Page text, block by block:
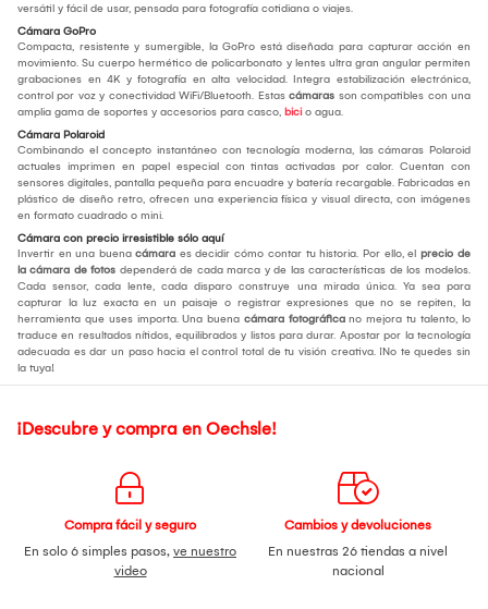
versátil y fácil de usar, pensada para fotografía cotidiana o viajes.
Cámara GoPro
Compacta, resistente y sumergible, la GoPro está diseñada para capturar acción en
movimiento. Su cuerpo hermético de policarbonato y lentes ultra gran angular permiten
grabaciones en 4K y fotografía en alta velocidad. Integra estabilización electrónica,
control por voz y conectividad WiFi/Bluetooth. Estas cámaras son compatibles con una
amplia gama de soportes y accesorios para casco, bicio agua.
Cámara Polaroid
Combinando el concepto instantáneo con tecnología moderna, las cámaras Polaroid
actuales imprimen en papel especial con tintas activadas por calor. Cuentan con
sensores digitales, pantalla pequeña para encuadre y batería recargable. Fabricadas en
plástico de diseño retro, ofrecen una experiencia física y visual directa, con imágenes
en formato cuadrado o mini.
Cámara con precio irresistible sólo aquí
Invertir en una buena cámara es decidir cómo contar tu historia. Por ello, el precio de
la cámara de fotos dependerá de cada marca y de las características de los modelos.
Cada sensor, cada lente, cada disparo construye una mirada única. Ya sea para
capturar la luz exacta en un paisaje o registrar expresiones que no se repiten, la
herramienta que uses importa. Una buena cámara fotográfica no mejora tu talento, lo
traduce en resultados nítidos, equilibrados y listos para durar. Apostar por la tecnología
adecuada es dar un paso hacia el control total de tu visión creativa. ¡No te quedes sin
la tuya!
¡Descubre y compra en Oechsle!
Compra fácil y seguro
En solo 6 simples pasos, ve nuestro
video
Cambios y devoluciones
En nuestras 26 tiendas a nivel
nacional